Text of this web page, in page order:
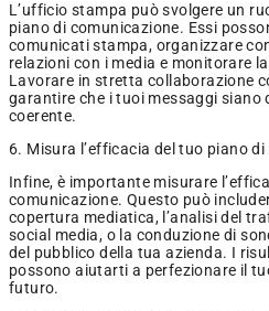
L’ufficio stampa può svolgere un
piano di comunicazione. Essi
comunicati stampa, organizzare
relazioni con i media e monitorare
Lavorare in stretta collaborazione
garantire che i tuoi messaggi siano
coerente.
6. Misura l’efficacia del tuo piano
Infine, è importante misurare
comunicazione. Questo può
copertura mediatica, l’analisi del
social media, o la conduzione di
del pubblico della tua azienda. I
possono aiutarti a perfezionare il
futuro.